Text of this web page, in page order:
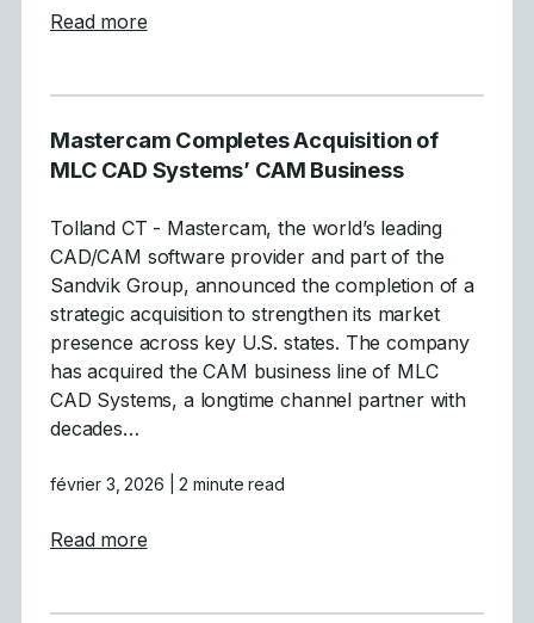
Read moreabout Mastercam 2026.R2 Delivers GPU-
Mastercam Completes Acquisition of
MLC CAD Systems’ CAM Business
Tolland CT - Mastercam, the world’s leading
CAD/CAM software provider and part of the
Sandvik Group, announced the completion of a
strategic acquisition to strengthen its market
presence across key U.S. states. The company
has acquired the CAM business line of MLC
CAD Systems, a longtime channel partner with
decades…
février 3, 2026 | 2 minute read
Read moreabout Mastercam Completes Acquisition